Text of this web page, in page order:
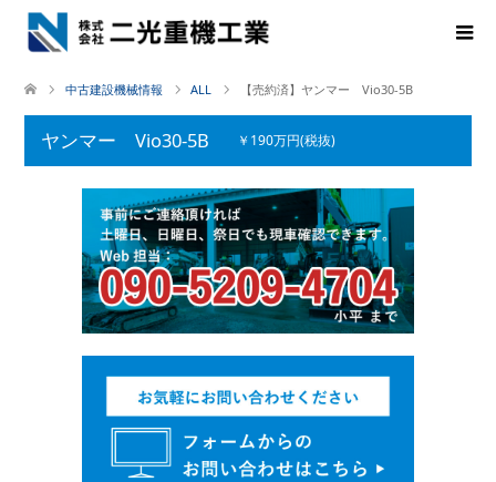
中古建設機械情報 ALL 【売約済】ヤンマー Vio30-5B
ヤンマー Vio30-5B ￥190万円(税抜)